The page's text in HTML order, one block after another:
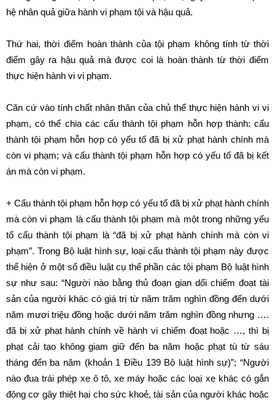
hệ nhân quả giữa hành vi phạm tội và hậu quả.
Thứ hai, thời điểm hoàn thành của tội phạm không tính từ thời
điểm gây ra hậu quả mà được coi là hoàn thành từ thời điểm
thực hiện hành vi vi phạm.
Căn cứ vào tính chất nhân thân của chủ thể thực hiện hành vi vi
phạm, có thể chia các cấu thành tội phạm hỗn hợp thành: cấu
thành tội phạm hỗn hợp có yếu tố đã bị xử phạt hành chính mà
còn vi phạm; và cấu thành tội phạm hỗn hợp có yếu tố đã bị kết
án mà còn vi phạm.
+ Cấu thành tội phạm hỗn hợp có yếu tố đã bị xử phạt hành chính
mà còn vi phạm là cấu thành tội phạm mà một trong những yếu
tố cấu thành tội phạm là “đã bị xử phạt hành chính mà còn vi
phạm”. Trong Bộ luật hình sự, loại cấu thành tội phạm này được
thể hiện ở một số điều luật cụ thể phần các tội phạm Bộ luật hình
sự như sau: “Người nào bằng thủ đoạn gian dối chiếm đoạt tài
sản của người khác có giá trị từ năm trăm nghìn đồng đến dưới
năm mươi triệu đồng hoặc dưới năm trăm nghìn đồng nhưng ….
đã bị xử phạt hành chính về hành vi chiếm đoạt hoặc …, thì bị
phạt cải tạo không giam giữ đến ba năm hoặc phạt tù từ sáu
tháng đến ba năm (khoản 1 Điều 139 Bộ luật hình sự)”; “Người
nào đua trái phép xe ô tô, xe máy hoặc các loại xe khác có gắn
động cơ gây thiệt hại cho sức khoẻ, tài sản của người khác hoặc